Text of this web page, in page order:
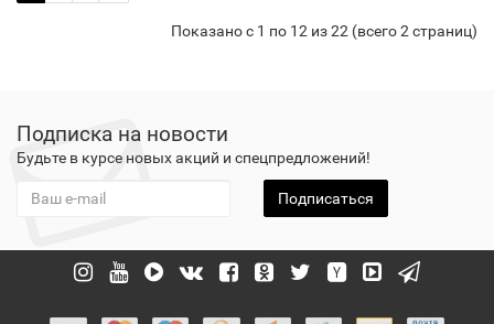
Показано с 1 по 12 из 22 (всего 2 страниц)
Подписка на новости
Будьте в курсе новых акций и спецпредложений!
Подписаться